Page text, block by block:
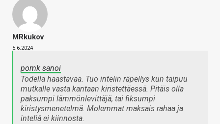
MRkukov
5.6.2024
pomk sanoi
Todella haastavaa. Tuo intelin räpellys kun taipuu
mutkalle vasta kantaan kiristettäessä. Pitäis olla
paksumpi lämmönlevittäjä, tai fiksumpi
kiristysmenetelmä. Molemmat maksais rahaa ja
inteliä ei kiinnosta.